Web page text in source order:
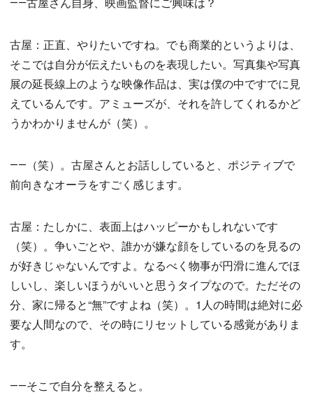
古屋：正直、やりたいですね。でも商業的というよりは、
そこでは自分が伝えたいものを表現したい。写真集や写真
展の延長線上のような映像作品は、実は僕の中ですでに見
えているんです。アミューズが、それを許してくれるかど
うかわかりませんが（笑）。
――（笑）。古屋さんとお話ししていると、ポジティブで
前向きなオーラをすごく感じます。
古屋：たしかに、表面上はハッピーかもしれないです
（笑）。争いごとや、誰かが嫌な顔をしているのを見るの
が好きじゃないんですよ。なるべく物事が円滑に進んでほ
しいし、楽しいほうがいいと思うタイプなので。ただその
分、家に帰ると“無”ですよね（笑）。1人の時間は絶対に必
要な人間なので、その時にリセットしている感覚がありま
す。
――そこで自分を整えると。